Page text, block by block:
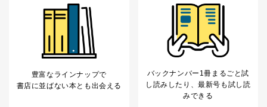
ません。ただし、次の場合は除きます。
法令に基づく場合
人の生命､身体または財産の保護のために必要がある
場合であって、本人の同意を得ることが困難であると
き。
公衆衛生の向上または児童の健全な育成の推進のため
に特に必要がある場合であって、本人の同意を得るこ
とが困難である場合。
国の機関もしくは地方公共団体またはその委託を受け
豊富なラインナップで
書店に並ばない本とも出会える
バックナンバー1冊まるごと試
し読み したり、最新号も試し読
みできる